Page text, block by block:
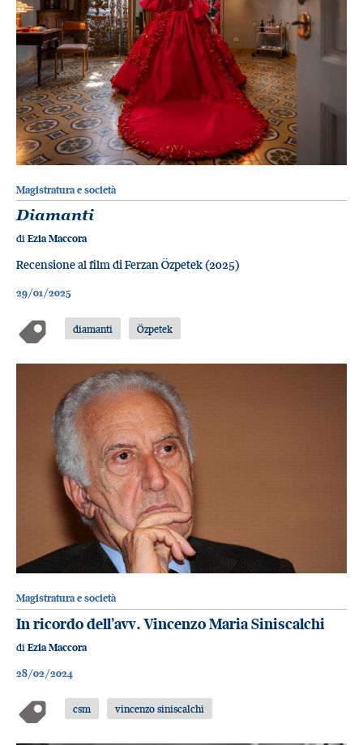
Magistratura e società
Diamanti
di Ezia Maccora
Recensione al film di Ferzan Özpetek (2025)
29/01/2025
diamanti Özpetek
Magistratura e società
In ricordo dell’avv. Vincenzo Maria Siniscalchi
di Ezia Maccora
28/02/2024
csm vincenzo siniscalchi